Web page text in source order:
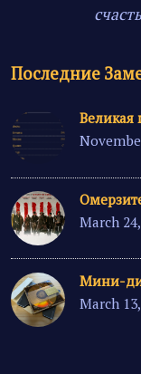
Последние
Великая
March
Мини-
March